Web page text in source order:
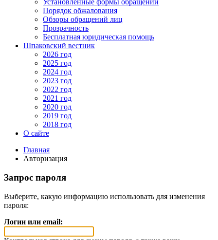
Установленные формы обращений
Порядок обжалования
Обзоры обращений лиц
Прозрачность
Бесплатная юридическая помощь
Шпаковский вестник
2026 год
2025 год
2024 год
2023 год
2022 год
2021 год
2020 год
2019 год
2018 год
О сайте
Главная
Авторизация
Запрос пароля
Выберите, какую информацию использовать для изменения
пароля:
Логин или email: